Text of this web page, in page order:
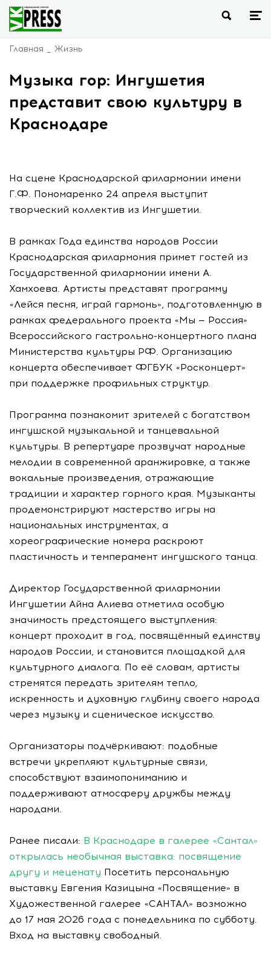
Главная Жизнь
Музыка гор: Ингушетия
представит свою культуру в
Краснодаре
На сцене Краснодарской филармонии имени
Г.Ф. Пономаренко 24 апреля выступит
творческий коллектив из Ингушетии.
В рамках Года единства народов России
Краснодарская филармония примет гостей из
Государственной филармонии имени А.
Хамхоева. Артисты представят программу
«Лейся песня, играй гармонь», подготовленную в
рамках федерального проекта «Мы — Россия»
Всероссийского гастрольно-концертного плана
Министерства культуры РФ. Организацию
концерта обеспечивает ФГБУК «Росконцерт»
при поддержке профильных структур.
Программа познакомит зрителей с богатством
ингушской музыкальной и танцевальной
культуры. В репертуаре прозвучат народные
мелодии в современной аранжировке, а также
вокальные произведения, отражающие
традиции и характер горного края. Музыканты
продемонстрируют мастерство игры на
национальных инструментах, а
хореографические номера раскроют
пластичность и темперамент ингушского танца.
Директор Государственной филармонии
Ингушетии Айна Алиева отметила особую
значимость предстоящего выступления:
концерт проходит в год, посвящённый единству
народов России, и становится площадкой для
культурного диалога. По её словам, артисты
стремятся передать зрителям тепло,
искренность и духовную глубину своего народа
через музыку и сценическое искусство.
Организаторы подчёркивают: подобные
встречи укрепляют культурные связи,
способствуют взаимопониманию и
поддерживают атмосферу дружбы между
народами.
Ранее писали: В Краснодаре в галерее «Сантал»
открылась необычная выставка: посвящение
другу и меценату Посетить персональную
выставку Евгения Казицына «Посвящение» в
Художественной галерее «САНТАЛ» возможно
до 17 мая 2026 года с понедельника по субботу.
Вход на выставку свободный.